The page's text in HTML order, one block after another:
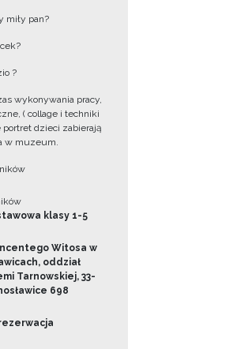
miły pan?
?
wykonywania pracy,
( collage i techniki
dzieci zabierają
w muzeum.
klasy 1-5
Witosa w
oddział
Tarnowskiej, 33-
698